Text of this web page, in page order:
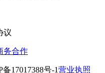
议
务合作
备17017388号-1营业执照